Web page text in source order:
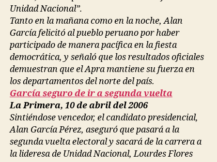
Unidad Nacional”.
Tanto en la mañana como en la noche, Alan
García felicitó al pueblo peruano por haber
participado de manera pacífica en la fiesta
democrática, y señaló que los resultados oficiales
demuestran que el Apra mantiene su fuerza en
los departamentos del norte del país.
García seguro de ir a segunda vuelta
La Primera, 10 de abril del 2006
Sintiéndose vencedor, el candidato presidencial,
Alan García Pérez, aseguró que pasará a la
segunda vuelta electoral y sacará de la carrera a
la lideresa de Unidad Nacional, Lourdes Flores